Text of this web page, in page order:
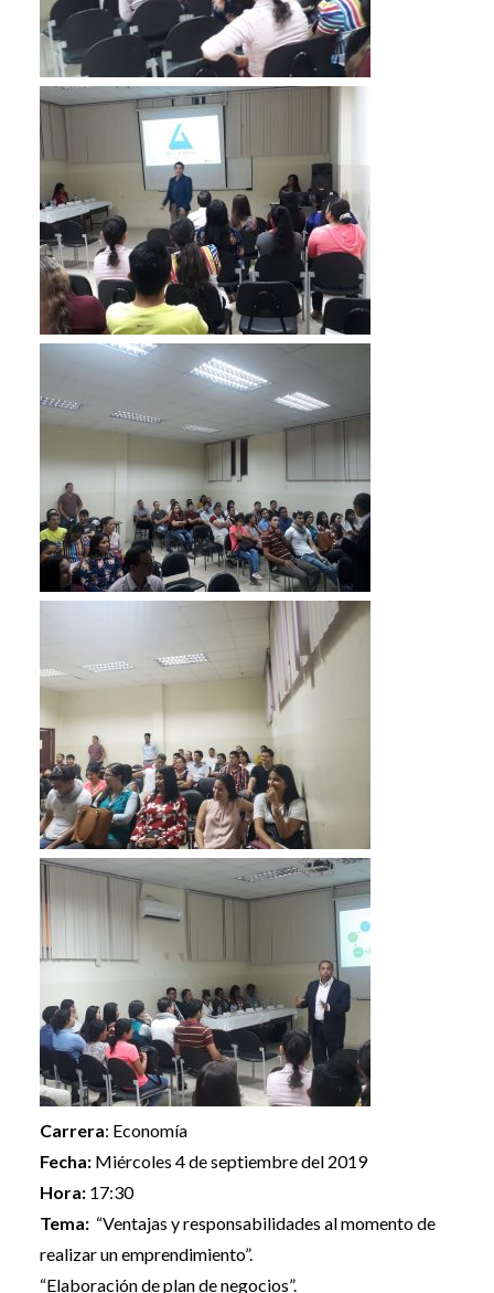
Carrera: Economía
Fecha: Miércoles 4 de septiembre del 2019
Hora:17:30
Tema:“Ventajas y responsabilidades al momento de
realizar un emprendimiento”.
“Elaboración de plan de negocios”.